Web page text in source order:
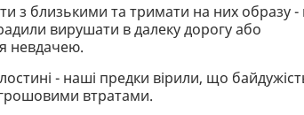
з близькими та тримати на них образу -
вирушати в далеку дорогу або
невдачею.
- наші предки вірили, що
втратами.